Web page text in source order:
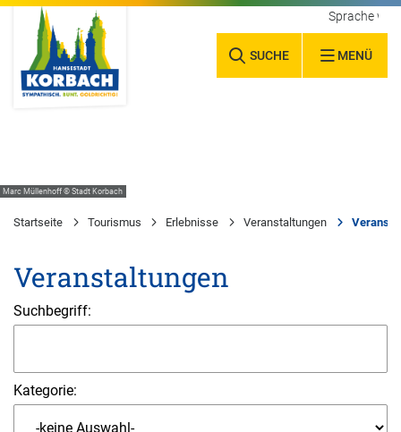
SUCHE MENÜ
Sprache
Marc Müllenhoff © Stadt Korbach
Startseite Tourismus Erlebnisse Veranstaltungen
Veranstaltungen
Suchbegriff:
Kategorie: